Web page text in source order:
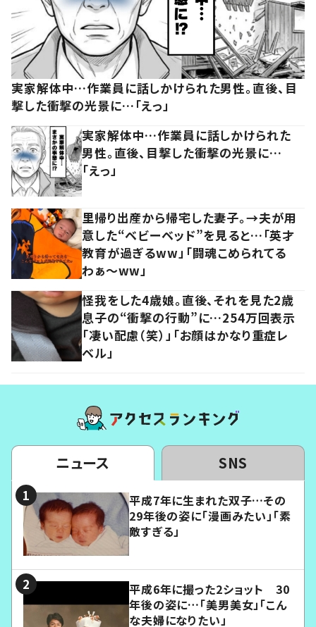
実家解体中…作業員に話しかけられた男性。直後、目
撃した衝撃の光景に…「えっ」
実家解体中…作業員に話しかけられた
男性。直後、目撃した衝撃の光景に…
「えっ」
里帰り出産から帰宅した妻子。→夫が用
意した“ベビーベッド”を見ると…「英才
教育が過ぎるww」「闘魂こめられてる
わぁ～ww」
怪我をした4歳娘。直後、それを見た2歳
息子の“衝撃の行動”に…254万回表示
「凄い配慮（笑）」「お顔はかなり重症レ
ベル」
ニュース SNS
平成7年に生まれた双子…その
29年後の姿に「漫画みたい」「素
敵すぎる」
平成6年に撮った2ショット 30
年後の姿に…「美男美女」「こん
な夫婦になりたい」